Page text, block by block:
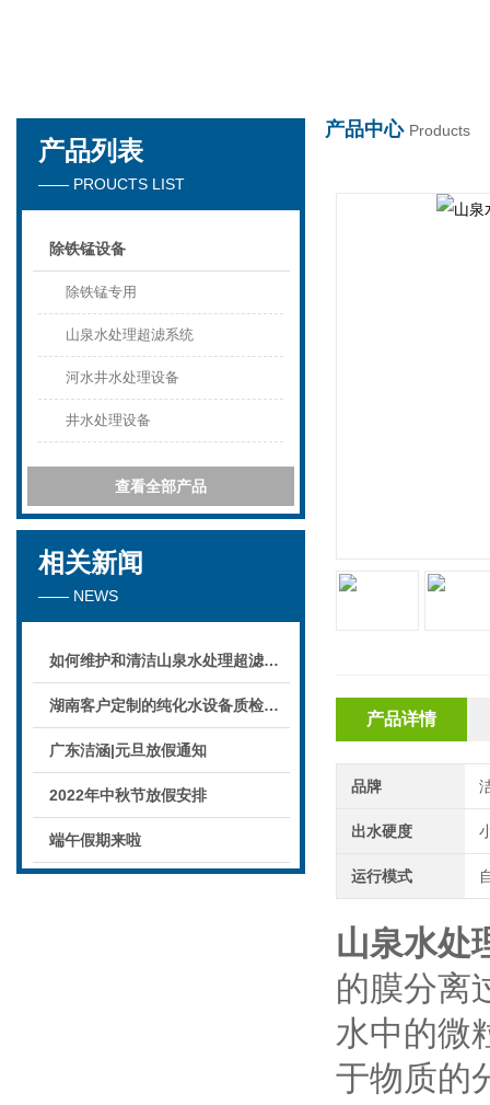
产品中心 Products
产品详情
品牌
出水硬度
运行模式
山泉水处
的膜分离
水中的微
于物质的
产品列表
—— PROUCTS LIST
除铁锰设备
除铁锰专用
山泉水处理超滤系统
河水井水处理设备
井水处理设备
查看全部产品
相关新闻
—— NEWS
如何维护和清洁山泉水处理超滤系统
湖南客户定制的纯化水设备质检后准备发货！
广东洁涵|元旦放假通知
2022年中秋节放假安排
端午假期来啦